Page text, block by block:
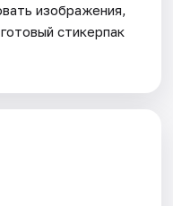
изображения,
стикерпак